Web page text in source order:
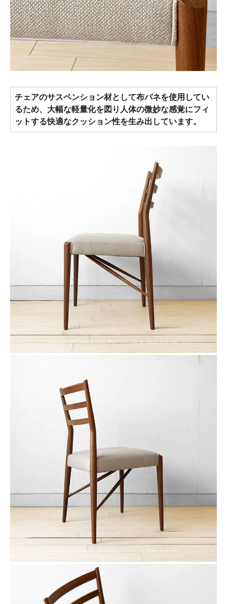
チェアのサスペンション材として布バネを使用してい
るため、大幅な軽量化を図り人体の微妙な感覚にフィ
ットする快適なクッション性を生み出しています。